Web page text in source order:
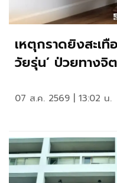
เหตุกราดยิงสะเ
วัยรุ่น’ ป่วยทางจิ
07 ส.ค. 2569 | 13:02 น.